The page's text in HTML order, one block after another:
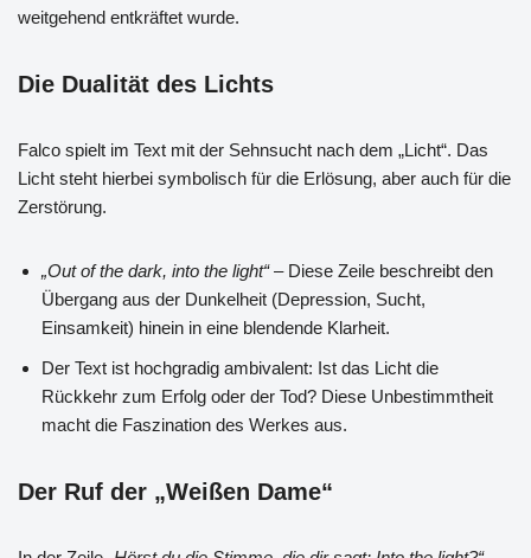
weitgehend entkräftet wurde.
Die Dualität des Lichts
Falco spielt im Text mit der Sehnsucht nach dem „Licht“. Das
Licht steht hierbei symbolisch für die Erlösung, aber auch für die
Zerstörung.
„Out of the dark, into the light“– Diese Zeile beschreibt den
Übergang aus der Dunkelheit (Depression, Sucht,
Einsamkeit) hinein in eine blendende Klarheit.
Der Text ist hochgradig ambivalent: Ist das Licht die
Rückkehr zum Erfolg oder der Tod? Diese Unbestimmtheit
macht die Faszination des Werkes aus.
Der Ruf der „Weißen Dame“